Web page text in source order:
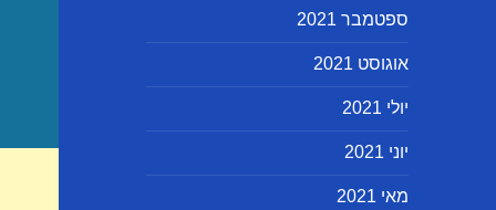
ספטמבר 2021
אוגוסט 2021
יולי 2021
יוני 2021
מאי 2021